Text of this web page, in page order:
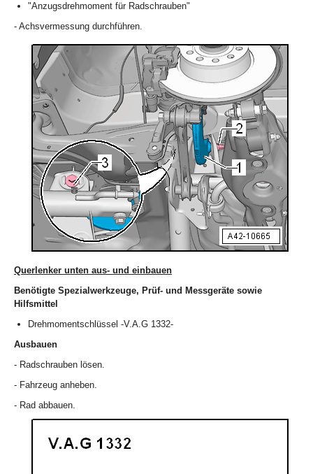
"Anzugsdrehmoment für Radschrauben"
- Achsvermessung durchführen.
Querlenker unten aus- und einbauen
Benötigte Spezialwerkzeuge, Prüf- und Messgeräte sowie
Hilfsmittel
Drehmomentschlüssel -V.A.G 1332-
Ausbauen
- Radschrauben lösen.
- Fahrzeug anheben.
- Rad abbauen.